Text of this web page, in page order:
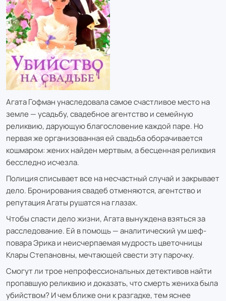
Агата Гофман унаследовала самое счастливое место на
земле — усадьбу, свадебное агентство и семейную
реликвию, дарующую благословение каждой паре. Но
первая же организованная ей свадьба оборачивается
кошмаром: жених найден мертвым, а бесценная реликвия
бесследно исчезла.
Полиция списывает все на несчастный случай и закрывает
дело. Бронирования свадеб отменяются, агентство и
репутация Агаты рушатся на глазах.
Чтобы спасти дело жизни, Агата вынуждена взяться за
расследование. Ей в помощь — аналитический ум шеф-
повара Эрика и неисчерпаемая мудрость цветочницы
Клары Степановны, мечтающей свести эту парочку.
Смогут ли трое непрофессиональных детективов найти
пропавшую реликвию и доказать, что смерть жениха была
убийством? И чем ближе они к разгадке, тем яснее